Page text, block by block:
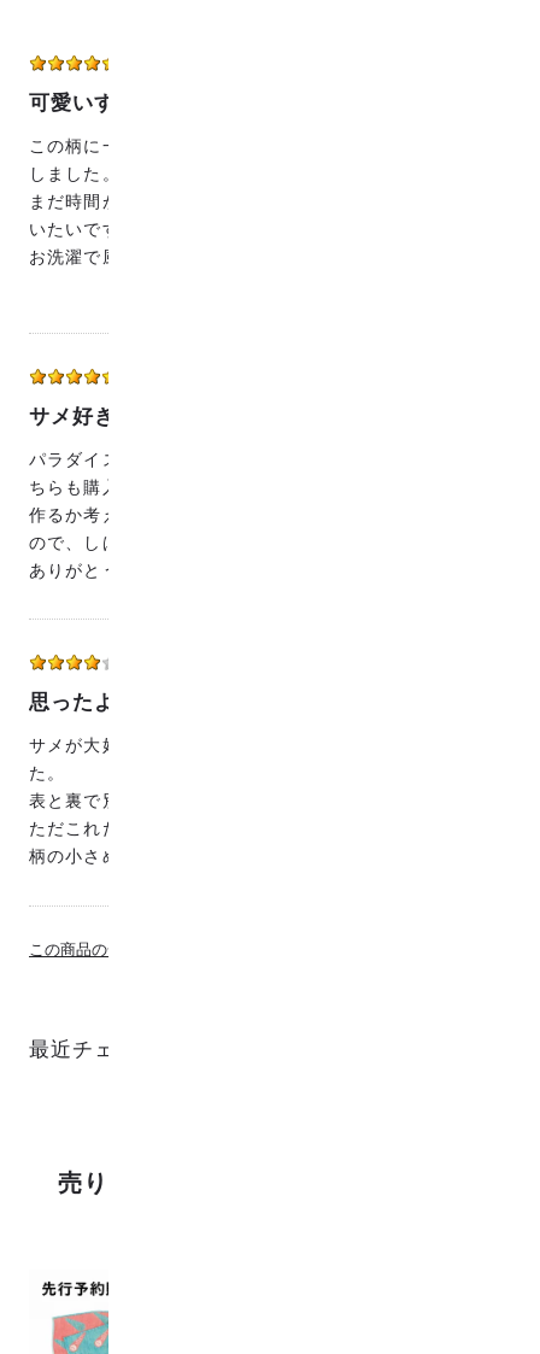
可愛いすぎる^_^
この柄に一目惚れして、ガーゼケットを作るつもりで購入
しました。
まだ時間が取れなくて手掛けていませんが、早く作って使
いたいです。
お洗濯で風合いが変わるのも楽しみです。
サメ好き
パラダイスシリーズのサメが大好きで、気になっていたこ
ちらも購入してみました。あぶくも海藻もかわいい！何を
作るか考え中ですが、生地を眺めているだけでも癒される
ので、しばし手元に置いておこうと思います。
ありがとうございました！
思ったより柄が大きめ
サメが大好きな息子たちのマスク作りのために購入しまし
た。
表と裏で別の生地のように作れるので得した気分です。
ただこれだと１枚にサメは１匹しか入らないな(笑)
柄の小さめのサメもほしいです！
この商品の全てのレビューを見る
最近チェックした商品
売り上げランキング